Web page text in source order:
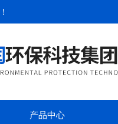
！
产品中心